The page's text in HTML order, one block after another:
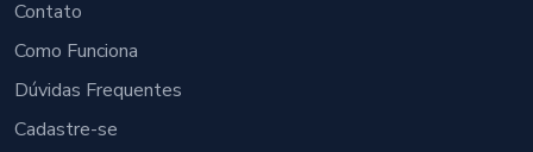
Contato
Como Funciona
Dúvidas Frequentes
Cadastre-se